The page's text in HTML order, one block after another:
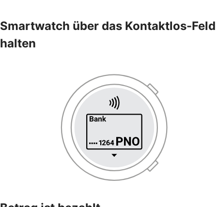
Smartwatch über das Kontaktlos-Feld
halten